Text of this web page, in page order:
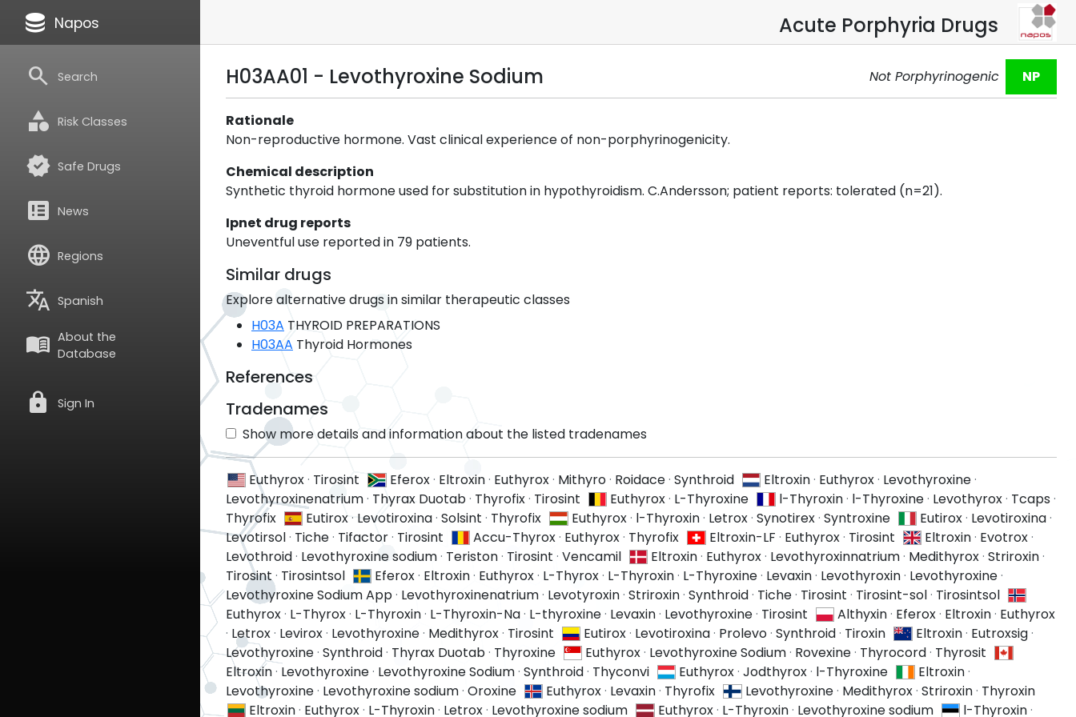
database Napos
search Search
category Risk Classes
verified Safe Drugs
breaking_news News
language Regions
translate Spanish
menu_book About the
Database
lock Sign In
Acute Porphyria Drugs
H03AA01 - Levothyroxine Sodium
Not Porphyrinogenic NP
Rationale
Non-reproductive hormone. Vast clinical experience of non-porphyrinogenicity.
Chemical description
Synthetic thyroid hormone used for substitution in hypothyroidism. C.Andersson; patient reports: tolerated (n=21).
Ipnet drug reports
Uneventful use reported in 79 patients.
Similar drugs
Explore alternative drugs in similar therapeutic classes
H03A THYROID PREPARATIONS
H03AA Thyroid Hormones
References
Tradenames
Show more details and information about the listed tradenames
Euthyrox· Tirosint Eferox· Eltroxin· Euthyrox· Mithyro· Roidace· Synthroid Eltroxin· Euthyrox· Levothyroxine·
Levothyroxinenatrium· Thyrax Duotab· Thyrofix· Tirosint Euthyrox· L-Thyroxine l-Thyroxin· l-Thyroxine· Levothyrox· Tcaps ·
Thyrofix
Eutirox· Levotiroxina·Solsint · Thyrofix Euthyrox· l-Thyroxin· Letrox· Synotirex· Syntroxine Eutirox· Levotiroxina·
Levotirsol· Tiche· Tifactor· Tirosint Accu-Thyrox· Euthyrox· Thyrofix Eltroxin-LF · Euthyrox· Tirosint Eltroxin· Evotrox·
Levothroid· Levothyroxine sodium· Teriston· Tirosint · Vencamil Eltroxin· Euthyrox· Levothyroxinnatrium· Medithyrox·Striroxin·
Tirosint· Tirosintsol Eferox· Eltroxin· Euthyrox· L-Thyrox· L-Thyroxin· L-Thyroxine· Levaxin· Levothyroxin· Levothyroxine·
Levothyroxine Sodium App· Levothyroxinenatrium· Levotyroxin· Striroxin· Synthroid· Tiche· Tirosint · Tirosint-sol· Tirosintsol
Euthyrox· L-Thyrox· L-Thyroxin· L-Thyroxin-Na· L-thyroxine· Levaxin· Levothyroxine· Tirosint Althyxin· Eferox· Eltroxin· Euthyrox
· Letrox· Levirox· Levothyroxine· Medithyrox· Tirosint Eutirox· Levotiroxina· Prolevo·Synthroid· Tiroxin Eltroxin· Eutroxsig·
Levothyroxine· Synthroid· Thyrax Duotab· Thyroxine Euthyrox· Levothyroxine Sodium· Rovexine· Thyrocord· Thyrosit
Eltroxin· Levothyroxine· Levothyroxine Sodium· Synthroid· Thyconvi Euthyrox·Jodthyrox· l-Thyroxine Eltroxin·
Levothyroxine· Levothyroxine sodium· Oroxine Euthyrox· Levaxin· Thyrofix Levothyroxine· Medithyrox· Striroxin· Thyroxin
Eltroxin· Euthyrox· L-Thyroxin· Letrox· Levothyroxine sodium Euthyrox· L-Thyroxin· Levothyroxine sodium l-Thyroxin·